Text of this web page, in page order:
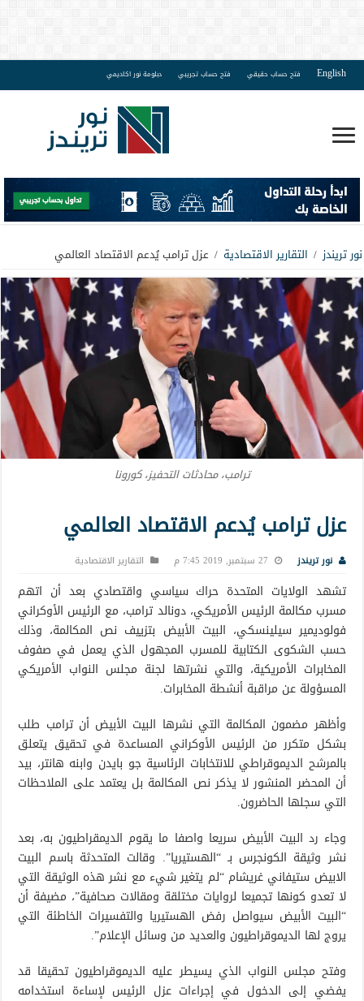
English فتح حساب حقيقي فتح حساب تجريبي دبلومة نور اكاديمي
نور تريندز / التقارير الاقتصادية / عزل ترامب يُدعم الاقتصاد العالمي
ترامب، محادثات التحفيز، كورونا
عزل ترامب يُدعم الاقتصاد العالمي
نور تريندز 27 سبتمبر, 2019 7:45 م التقارير الاقتصادية
تشهد الولايات المتحدة حراك سياسي واقتصادي بعد أن اتهم
مسرب مكالمة الرئيس الأمريكي، دونالد ترامب، مع الرئيس الأوكراني
فولوديمير سيلينسكي، البيت الأبيض بتزييف نص المكالمة، وذلك
حسب الشكوى الكتابية للمسرب المجهول الذي يعمل في صفوف
المخابرات الأمريكية، والتي نشرتها لجنة مجلس النواب الأمريكي
المسؤولة عن مراقبة أنشطة المخابرات.
وأظهر مضمون المكالمة التي نشرها البيت الأبيض أن ترامب طلب
بشكل متكرر من الرئيس الأوكراني المساعدة في تحقيق يتعلق
بالمرشح الديموقراطي للانتخابات الرئاسية جو بايدن وابنه هانتر، بيد
أن المحضر المنشور لا يذكر نص المكالمة بل يعتمد على الملاحظات
التي سجلها الحاضرون.
وجاء رد البيت الأبيض سريعا واصفا ما يقوم الديمقراطيون به، بعد
نشر وثيقة الكونجرس بـ “الهستيريا”. وقالت المتحدثة باسم البيت
الابيض ستيفاني غريشام “لم يتغير شيء مع نشر هذه الوثيقة التي
لا تعدو كونها تجميعا لروايات مختلقة ومقالات صحافية”، مضيفة أن
“البيت الأبيض سيواصل رفض الهستيريا والتفسيرات الخاطئة التي
يروج لها الديموقراطيون والعديد من وسائل الإعلام”.
وفتح مجلس النواب الذي يسيطر عليه الديموقراطيون تحقيقا قد
يفضي إلى الدخول في إجراءات عزل الرئيس لإساءة استخدامه